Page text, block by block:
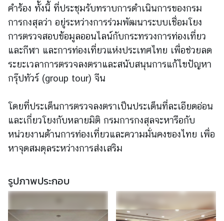
ส
อ
ท
|
ส
ญ
.
ถ
า
ต
บ
คำร้อง ทั้งนี้ ที่ประชุมรับทราบการดำเนินการของกรม
การกงสุลว่า อยู่ระหว่างการร่วมพัฒนาระบบเชื่อมโยง
การตรวจสอบข้อมูลออนไลน์กับกระทรวงการท่องเที่ยว
และกีฬา และการท่องเที่ยวแห่งประเทศไทย เพื่อช่วยลด
ระยะเวลาการตรวจลงตราและสนับสนุนการแก้ไขปัญหา
กรุ๊ปทัวร์ (group tour) จีน
โดยที่ประเด็นการตรวจลงตราเป็นประเด็นที่ละเอียดอ่อน
และเกี่ยวโยงกับหลายมิติ กรมการกงสุลจะหารือกับ
หน่วยงานด้านการท่องเที่ยวและความมั่นคงของไทย เพื่อ
หาจุดสมดุลระหว่างการส่งเสริม
รูปภาพประกอบ